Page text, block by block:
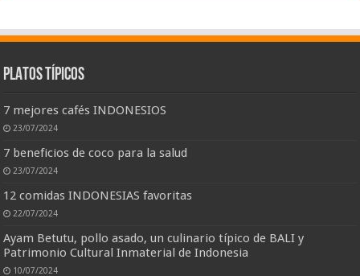
PLATOS TÍPICOS
7 mejores cafés INDONESIOS
23/07/2024
7 beneficios de coco para la salud
23/07/2024
12 comidas INDONESIAS favoritas
22/07/2024
Ayam Betutu, pollo asado, un culinario típico de BALI y
Patrimonio Cultural Inmaterial de Indonesia
10/07/2024